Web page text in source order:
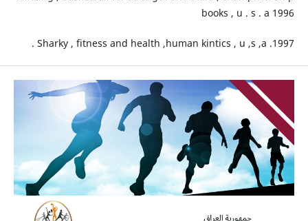
books , u . s . a 1996
Sharky , fitness and health ,human kintics , u ,s ,a .1997 .